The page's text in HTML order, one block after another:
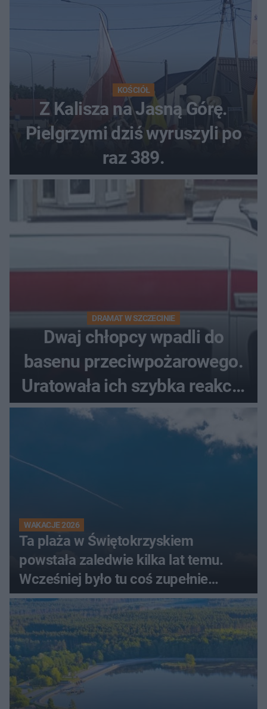
KOŚCIÓŁ
Z Kalisza na Jasną Górę.
Pielgrzymi dziś wyruszyli po
raz 389.
DRAMAT W SZCZECINIE
Dwaj chłopcy wpadli do
basenu przeciwpożarowego.
Uratowała ich szybka reakcja
świadków
WAKACJE 2026
Ta plaża w Świętokrzyskiem
powstała zaledwie kilka lat temu.
Wcześniej było tu coś zupełnie
innego